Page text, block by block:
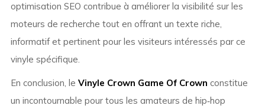
optimisation SEO contribue à améliorer la visibilité sur les
moteurs de recherche tout en offrant un texte riche,
informatif et pertinent pour les visiteurs intéressés par ce
vinyle spécifique.
En conclusion, le Vinyle Crown Game Of Crown constitue
un incontournable pour tous les amateurs de hip‑hop